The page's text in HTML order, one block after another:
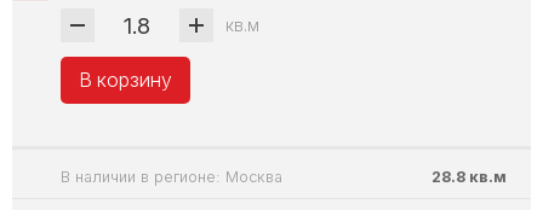
кв.м
В корзину
В наличии в регионе: Москва 28.8 кв.м